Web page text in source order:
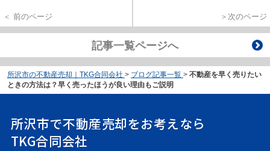
＜ 前のページ ＞次のページ
記事一覧ページへ
所沢市の不動産売却｜TKG合同会社 > ブログ記事一覧 > 不動産を早く売りたい
ときの方法は？早く売ったほうが良い理由もご説明
所沢市で不動産売却をお考えなら
TKG合同会社